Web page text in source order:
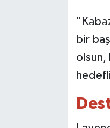
bir
olsun,